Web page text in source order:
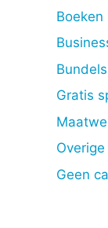
Boeken
Bundels
Gratis
Overige
Geen